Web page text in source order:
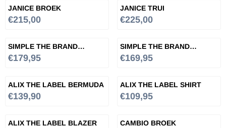
JANICE BROEK
Prijs: 215,00
€215,00
JANICE TRUI
Prijs: 225,00
€225,00
SIMPLE THE BRAND
BLAZER
Prijs: 179,95
€179,95
SIMPLE THE BRAND
BLAZER
Prijs: 169,95
€169,95
ALIX THE LABEL BERMUDA
Prijs: 139,90
€139,90
ALIX THE LABEL SHIRT
Prijs: 109,95
€109,95
ALIX THE LABEL BLAZER
CAMBIO BROEK